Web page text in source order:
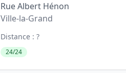
Rue Albert Hénon
Ville-la-Grand
Distance : ?
24/24